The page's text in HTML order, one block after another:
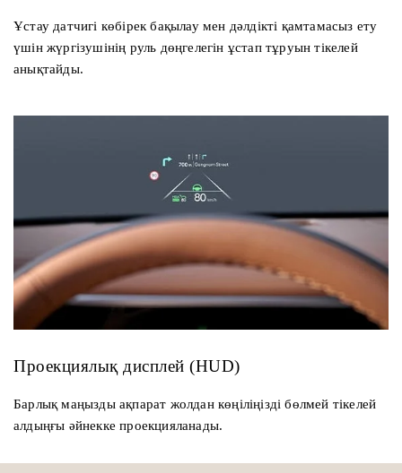
Ұстау датчигі көбірек бақылау мен дәлдікті қамтамасыз ету
үшін жүргізушінің руль дөңгелегін ұстап тұруын тікелей
анықтайды.
Проекциялық дисплей (HUD)
Барлық маңызды ақпарат жолдан көңіліңізді бөлмей тікелей
алдыңғы әйнекке проекцияланады.